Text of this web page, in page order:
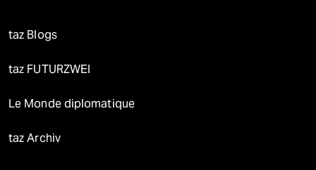
taz Blogs
taz FUTURZWEI
Le Monde diplomatique
taz Archiv